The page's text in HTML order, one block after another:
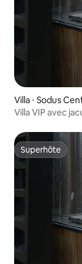
Villa ⋅ Sodus
Villa VIP avec
Superhôte
Superhôte